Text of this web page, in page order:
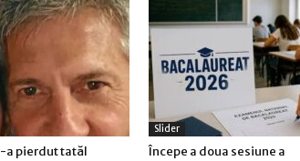
a pierdut tatăl
Slider
Începe a doua sesiune a